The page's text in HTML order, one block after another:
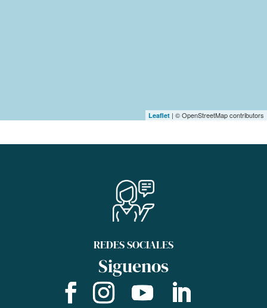
Leaflet | © OpenStreetMap contributors
REDES SOCIALES
Siguenos